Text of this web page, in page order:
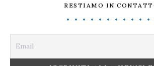
RESTIAMO IN